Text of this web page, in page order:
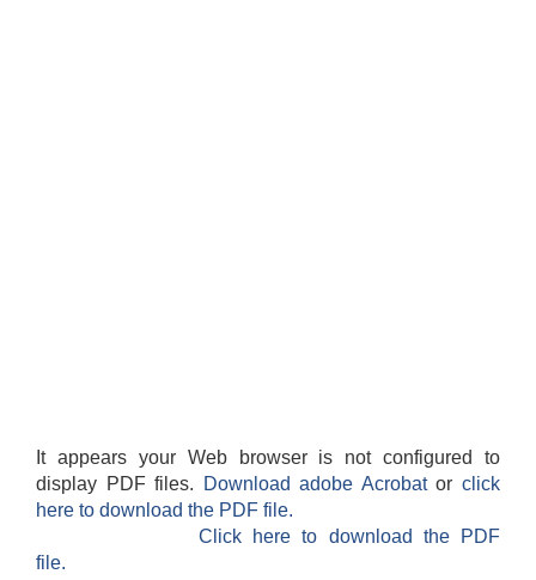
It appears your Web browser is not configured to
display PDF files.
Download adobe Acrobatorclick
here to download the PDF file.
Click here to download the PDF
file.